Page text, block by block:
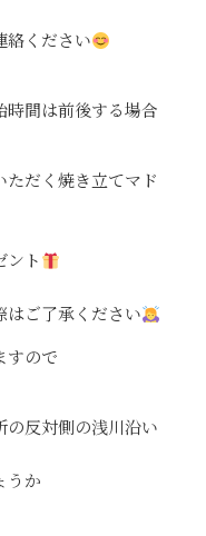
絡ください
時間は前後する場合
だく焼き立てマド
ント
はご了承ください
すので
反対側の浅川沿い
うか